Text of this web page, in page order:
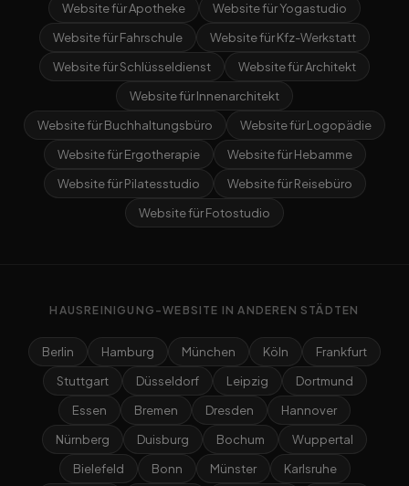
Website für Apotheke
Website für Yogastudio
Website für Fahrschule
Website für Kfz-Werkstatt
Website für Schlüsseldienst
Website für Architekt
Website für Innenarchitekt
Website für Buchhaltungsbüro
Website für Logopädie
Website für Ergotherapie
Website für Hebamme
Website für Pilatesstudio
Website für Reisebüro
Website für Fotostudio
HAUSREINIGUNG-WEBSITE IN ANDEREN STÄDTEN
Berlin Hamburg München Köln
Frankfurt
Stuttgart
Düsseldorf Leipzig
Dortmund
Essen
Bremen Dresden
Hannover
Nürnberg
Duisburg Bochum
Wuppertal
Bielefeld
Bonn Münster Karlsruhe